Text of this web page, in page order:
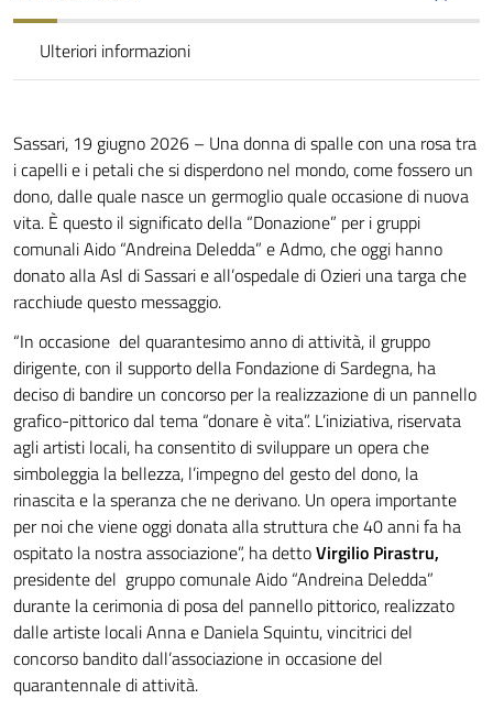
Ulteriori informazioni
Sassari, 19 giugno 2026 – Una donna di spalle con una rosa tra
i capelli e i petali che si disperdono nel mondo, come fossero un
dono, dalle quale nasce un germoglio quale occasione di nuova
vita. È questo il significato della “Donazione” per i gruppi
comunali Aido “Andreina Deledda” e Admo, che oggi hanno
donato alla Asl di Sassari e all’ospedale di Ozieri una targa che
racchiude questo messaggio.
“In occasione del quarantesimo anno di attività, il gruppo
dirigente, con il supporto della Fondazione di Sardegna, ha
deciso di bandire un concorso per la realizzazione di un pannello
grafico-pittorico dal tema “donare è vita”. L’iniziativa, riservata
agli artisti locali, ha consentito di sviluppare un opera che
simboleggia la bellezza, l’impegno del gesto del dono, la
rinascita e la speranza che ne derivano. Un opera importante
per noi che viene oggi donata alla struttura che 40 anni fa ha
ospitato la nostra associazione”, ha dettoVirgilio Pirastru,
presidente del gruppo comunale Aido “Andreina Deledda”
durante la cerimonia di posa del pannello pittorico, realizzato
dalle artiste locali Anna e Daniela Squintu, vincitrici del
concorso bandito dall’associazione in occasione del
quarantennale di attività.